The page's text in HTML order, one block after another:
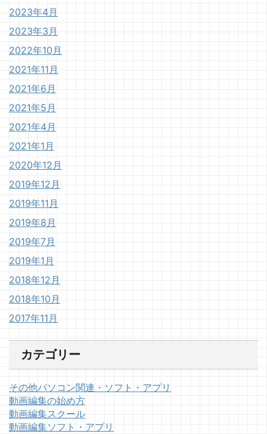
2023年4月
2023年3月
2022年10月
2021年11月
2021年6月
2021年5月
2021年4月
2021年1月
2020年12月
2019年12月
2019年11月
2019年8月
2019年7月
2019年1月
2018年12月
2018年10月
2017年11月
カテゴリー
その他パソコン関連・ソフト・アプリ
動画編集の始め方
動画編集スクール
動画編集ソフト・アプリ